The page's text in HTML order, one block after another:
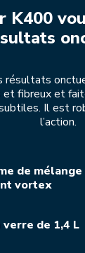
K400
résultats
et fibreux et
Il est
l’action.
de
vortex
verre de 1,4 L